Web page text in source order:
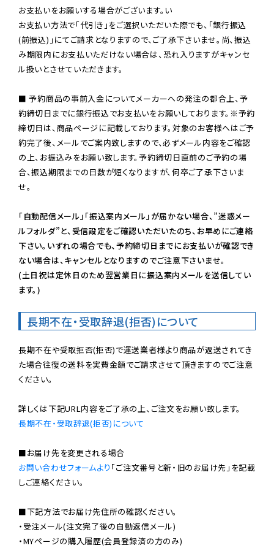
お支払いをお願いする場合がございます。い
お支払い方法で「代引き」をご選択いただいた際でも、「銀行振込
(前振込)」にてご請求となりますので、ご了承下さいませ。尚、振込
み期限内にお支払いただけない場合は、恐れ入りますがキャンセ
ル扱いとさせていただきます。
■ 予約商品の事前入金についてメーカーへの発注の都合上、予
約締切日までに銀行振込でお支払いをお願いしております。※予約
締切日は、商品ページに記載しております。対象のお客様へはご予
約完了後、メールでご案内致しますので、必ずメール内容をご確認
の上、お振込みをお願い致します。予約締切日直前のご予約の場
合、振込期限までの日数が短くなりますが、何卒ご了承下さいま
せ。
「自動配信メール」「振込案内メール」が届かない場合、”迷惑メー
ルフォルダ”と、受信設定をご確認いただいたのち、お早めにご連絡
下さい。いずれの場合でも、予約締切日までにお支払いが確認でき
ない場合は、キャンセルとなりますのでご注意下さいませ。
(土日祝は定休日のため翌営業日に振込案内メールを送信してい
ます。)
長期不在・受取辞退(拒否)について
長期不在や受取拒否(拒否)で運送業者様より商品が返送されてき
た場合往復の送料を実費金額でご請求させて頂きますのでご注意
ください。
長期不在・受取辞退(拒否)について
お問い合わせフォームより 「ご注文番号と新・旧のお届け先」を記載
しご連絡ください。
■下記方法でお届け先住所の確認ください。
・受注メール(注文完了後の自動返信メール)
・MYページの購入履歴(会員登録済の方のみ)